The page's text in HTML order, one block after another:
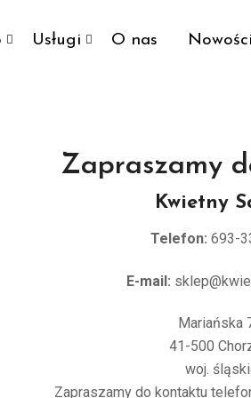
Usługi O nas Nowości
Zapraszamy
Kwietny
Telefon: 693-
E-mail:
Mariańska
41-500
woj.
Zapraszamy do kontaktu